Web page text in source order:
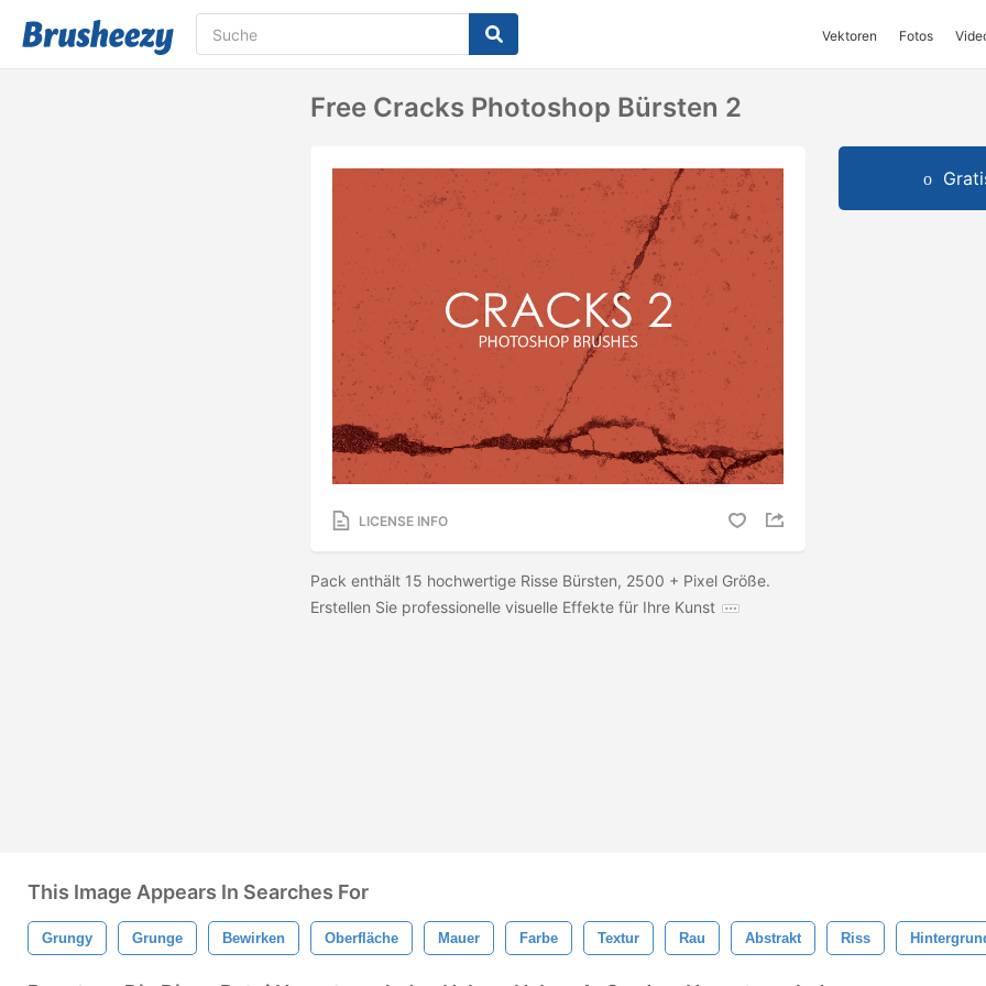
Vektoren Fotos
Free Cracks Photoshop Bürsten 2
LICENSE INFO
Pack enthält 15 hochwertige Risse Bürsten, 2500 + Pixel Größe.
Erstellen Sie professionelle visuelle Effekte für Ihre Kunst
This Image Appears In Searches For
Grungy Grunge Bewirken Oberfläche Mauer Farbe Textur Rau Abstrakt Riss